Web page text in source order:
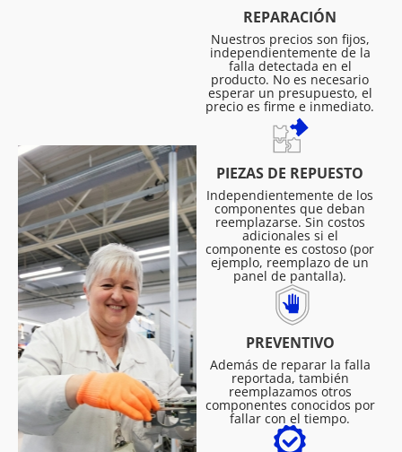
REPARACIÓN
Nuestros precios son fijos,
independientemente de la
falla detectada en el
producto. No es necesario
esperar un presupuesto, el
precio es firme e inmediato.
PIEZAS DE REPUESTO
Independientemente de los
componentes que deban
reemplazarse. Sin costos
adicionales si el
componente es costoso (por
ejemplo, reemplazo de un
panel de pantalla).
PREVENTIVO
Además de reparar la falla
reportada, también
reemplazamos otros
componentes conocidos por
fallar con el tiempo.